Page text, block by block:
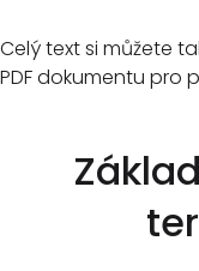
Celý text si můžete
PDF dokumentu pro